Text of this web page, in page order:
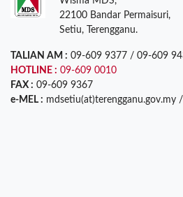
22100 Bandar Permaisuri,
Setiu, Terengganu.
TALIAN AM : 09-609 9377 / 09-609
HOTLINE : 09-609 0010
FAX : 09-609 9367
e-MEL : mdsetiu(at)terengganu.gov.my